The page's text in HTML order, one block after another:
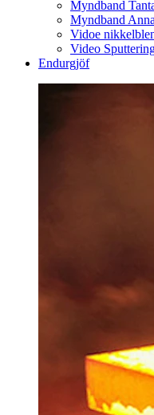
Myndband
Myndband
Vidoe
Video
Endurgjöf